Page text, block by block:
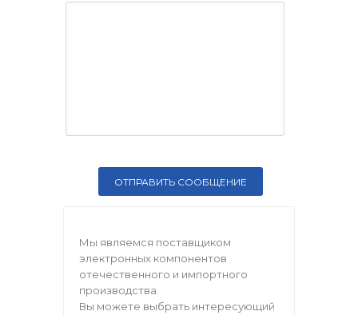
Мы являемся поставщиком
электронных компонентов
отечественного и импортного
производства.
Вы можете выбрать интересующий